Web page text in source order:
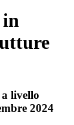
in
livello
2024